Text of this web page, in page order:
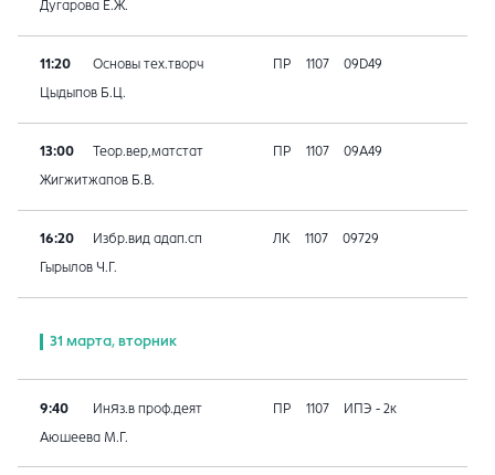
Дугарова Е.Ж.
11:20 Основы тех.творч ПР 1107 09D49
Цыдыпов Б.Ц.
13:00 Теор.вер,матстат ПР 1107 09A49
Жигжитжапов Б.В.
16:20 Избр.вид адап.сп ЛК 1107 09729
Гырылов Ч.Г.
31 марта, вторник
9:40 ИнЯз.в проф.деят ПР 1107 ИПЭ - 2к
Аюшеева М.Г.